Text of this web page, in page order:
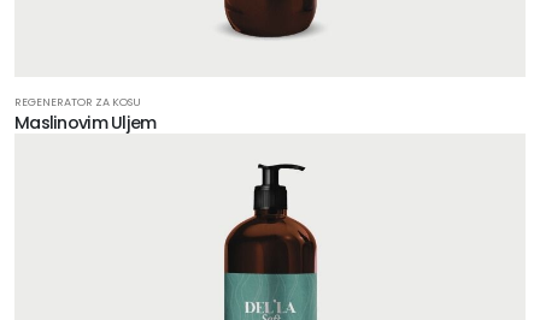
REGENERATOR ZA KOSU
Maslinovim Uljem